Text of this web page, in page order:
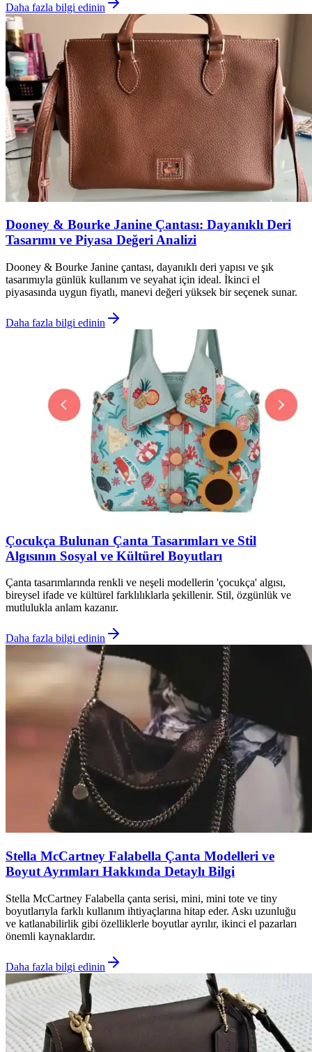
Daha fazla bilgi edinin
Dooney & Bourke Janine Çantası: Dayanıklı Deri
Tasarımı ve Piyasa Değeri Analizi
Dooney & Bourke Janine çantası, dayanıklı deri yapısı ve şık
tasarımıyla günlük kullanım ve seyahat için ideal. İkinci el
piyasasında uygun fiyatlı, manevi değeri yüksek bir seçenek sunar.
Daha fazla bilgi edinin
Çocukça Bulunan Çanta Tasarımları ve Stil
Algısının Sosyal ve Kültürel Boyutları
Çanta tasarımlarında renkli ve neşeli modellerin 'çocukça' algısı,
bireysel ifade ve kültürel farklılıklarla şekillenir. Stil, özgünlük ve
mutlulukla anlam kazanır.
Daha fazla bilgi edinin
Stella McCartney Falabella Çanta Modelleri ve
Boyut Ayrımları Hakkında Detaylı Bilgi
Stella McCartney Falabella çanta serisi, mini, mini tote ve tiny
boyutlarıyla farklı kullanım ihtiyaçlarına hitap eder. Askı uzunluğu
ve katlanabilirlik gibi özelliklerle boyutlar ayrılır, ikinci el pazarları
önemli kaynaklardır.
Daha fazla bilgi edinin